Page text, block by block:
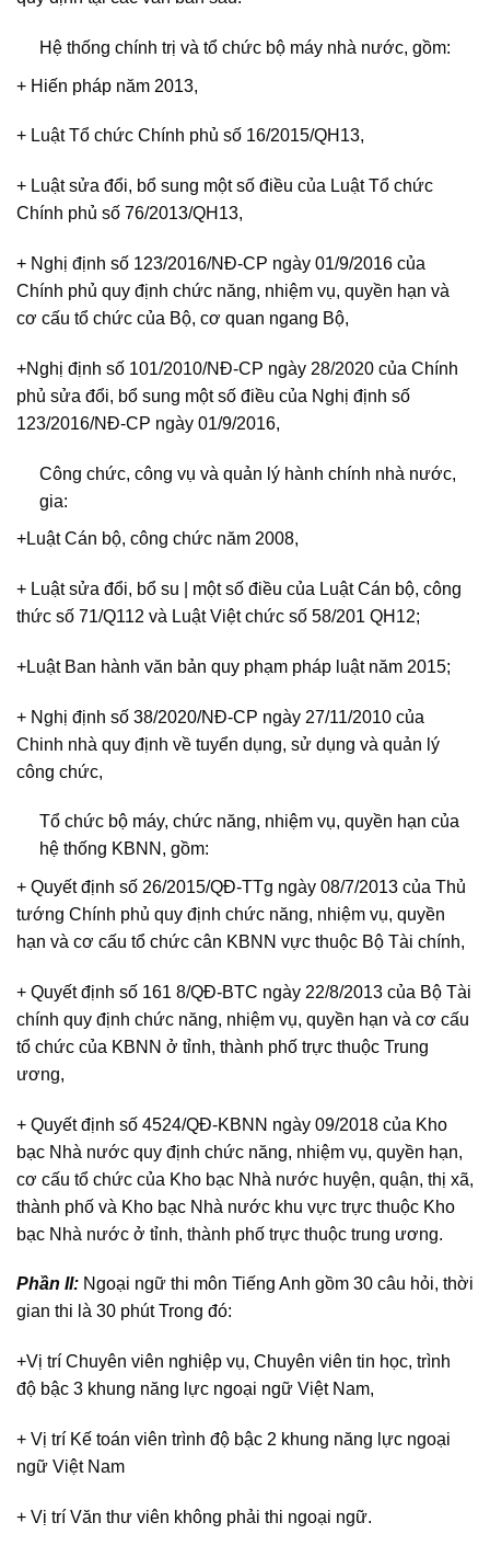
Hệ thống chính trị và tổ chức bộ máy nhà nước, gồm:
+ Hiến pháp năm 2013,
+ Luật Tổ chức Chính phủ số 16/2015/QH13,
+ Luật sửa đổi, bổ sung một số điều của Luật Tổ chức
Chính phủ số 76/2013/QH13,
+ Nghị định số 123/2016/NĐ-CP ngày 01/9/2016 của
Chính phủ quy định chức năng, nhiệm vụ, quyền hạn và
cơ cấu tổ chức của Bộ, cơ quan ngang Bộ,
+Nghị định số 101/2010/NĐ-CP ngày 28/2020 của Chính
phủ sửa đổi, bổ sung một số điều của Nghị định số
123/2016/NĐ-CP ngày 01/9/2016,
Công chức, công vụ và quản lý hành chính nhà nước,
gia:
+Luật Cán bộ, công chức năm 2008,
+ Luật sửa đổi, bổ su | một số điều của Luật Cán bộ, công
thức số 71/Q112 và Luật Việt chức số 58/201 QH12;
+Luật Ban hành văn bản quy phạm pháp luật năm 2015;
+ Nghị định số 38/2020/NĐ-CP ngày 27/11/2010 của
Chinh nhà quy định về tuyển dụng, sử dụng và quản lý
công chức,
Tổ chức bộ máy, chức năng, nhiệm vụ, quyền hạn của
hệ thống KBNN, gồm:
+ Quyết định số 26/2015/QĐ-TTg ngày 08/7/2013 của Thủ
tướng Chính phủ quy định chức năng, nhiệm vụ, quyền
hạn và cơ cấu tổ chức cân KBNN vực thuộc Bộ Tài chính,
+ Quyết định số 161 8/QĐ-BTC ngày 22/8/2013 của Bộ Tài
chính quy định chức năng, nhiệm vụ, quyền hạn và cơ cấu
tổ chức của KBNN ở tỉnh, thành phố trực thuộc Trung
ương,
+ Quyết định số 4524/QĐ-KBNN ngày 09/2018 của Kho
bạc Nhà nước quy định chức năng, nhiệm vụ, quyền hạn,
cơ cấu tổ chức của Kho bạc Nhà nước huyện, quận, thị xã,
thành phố và Kho bạc Nhà nước khu vực trực thuộc Kho
bạc Nhà nước ở tỉnh, thành phố trực thuộc trung ương.
Phần II: Ngoại ngữ thi môn Tiếng Anh gồm 30 câu hỏi, thời
gian thi là 30 phút Trong đó:
+Vị trí Chuyên viên nghiệp vụ, Chuyên viên tin học, trình
độ bậc 3 khung năng lực ngoại ngữ Việt Nam,
+ Vị trí Kế toán viên trình độ bậc 2 khung năng lực ngoại
ngữ Việt Nam
+ Vị trí Văn thư viên không phải thi ngoại ngữ.